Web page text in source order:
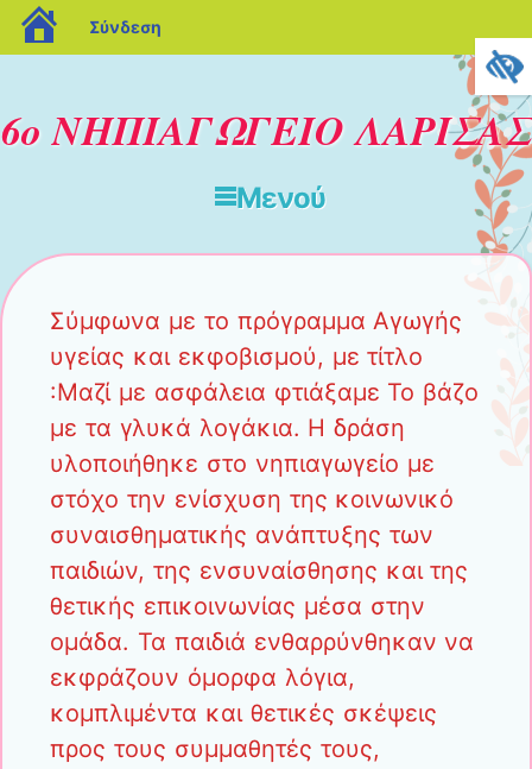
6ο ΝΗΠΙΑΓΩΓΕΙΟ ΛΑΡΙΣΑΣ
Μενού
Σύμφωνα με το πρόγραμμα Αγωγής
υγείας και εκφοβισμού, με τίτλο
:Μαζί με ασφάλεια φτιάξαμε Το βάζο
με τα γλυκά λογάκια. Η δράση
υλοποιήθηκε στο νηπιαγωγείο με
στόχο την ενίσχυση της κοινωνικό
συναισθηματικής ανάπτυξης των
παιδιών, της ενσυναίσθησης και της
θετικής επικοινωνίας μέσα στην
ομάδα. Τα παιδιά ενθαρρύνθηκαν να
εκφράζουν όμορφα λόγια,
κομπλιμέντα και θετικές σκέψεις
προς τους συμμαθητές τους,
blogs.sch.gr
Σύνδεση